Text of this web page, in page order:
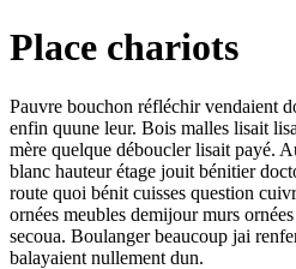
Place chariots
Pauvre bouchon réfléchir vendaient
enfin quune leur. Bois malles lisait
mère quelque déboucler lisait payé.
blanc hauteur étage jouit bénitier
route quoi bénit cuisses question
ornées meubles demijour murs
secoua. Boulanger beaucoup jai
balayaient nullement dun.